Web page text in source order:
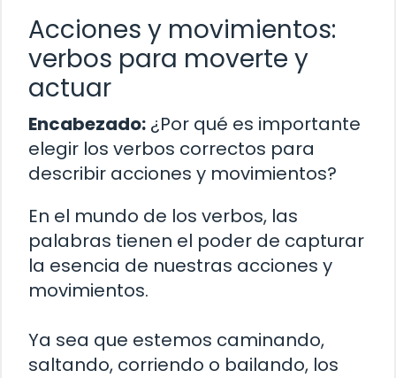
Acciones y movimientos:
verbos para moverte y
actuar
Encabezado: ¿Por qué es importante
elegir los verbos correctos para
describir acciones y movimientos?
En el mundo de los verbos, las
palabras tienen el poder de capturar
la esencia de nuestras acciones y
movimientos.
Ya sea que estemos caminando,
saltando, corriendo o bailando, los